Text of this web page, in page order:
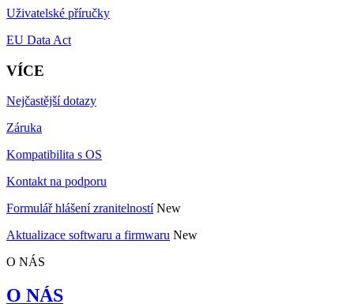
Uživatelské příručky
EU Data Act
VÍCE
Nejčastější dotazy
Záruka
Kompatibilita s OS
Kontakt na podporu
Formulář hlášení zranitelností New
Aktualizace softwaru a firmwaru New
O NÁS
O NÁS